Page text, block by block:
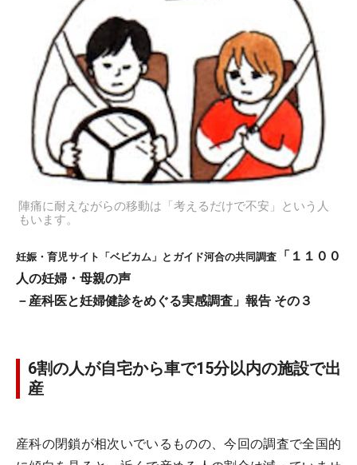
陣痛に耐えながらの移動は「考えるだけで不安」という人
もいます。
妊娠・育児サイト「ベビカム」とガイド河合の共同調査
「１１００
人の妊婦・母親の声
－産科医と妊婦健診をめぐる実感調査」報告 その３
6割の人が自宅から車で15分以内の施設で出
産
産科の閉鎖が相次いでいるものの、今回の調査で全国的